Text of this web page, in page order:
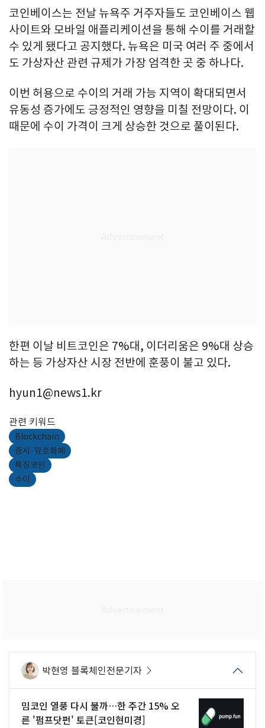
코인베이스는 전날 뉴욕주 거주자들도 코인베이스 웹
사이트와 모바일 애플리케이션을 통해 수이를 거래할
수 있게 됐다고 공지했다. 뉴욕은 미국 여러 주 중에서
도 가상자산 관련 규제가 가장 엄격한 곳 중 하나다.
이번 허용으로 수이의 거래 가능 지역이 확대되면서
유동성 증가에도 긍정적인 영향을 미칠 전망이다. 이
때문에 수이 가격이 크게 상승한 것으로 풀이된다.
한편 이날 비트코인은 7%대, 이더리움은 9%대 상승
하는 등 가상자산 시장 전반에 훈풍이 불고 있다.
hyun1@news1.kr
관련 키워드
Blockchain
증시·암호화폐
특징코인
수이
박현영 블록체인전문기자
밈코인 열풍 다시 불까…한 주간 15% 오
른 '펌프닷펀' 토큰[코인현미경]